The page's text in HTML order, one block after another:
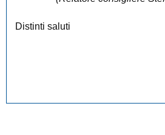
Distinti saluti